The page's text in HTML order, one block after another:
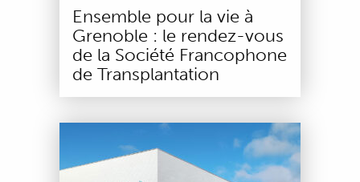
Ensemble pour la vie à
Grenoble : le rendez-vous
de la Société Francophone
de Transplantation